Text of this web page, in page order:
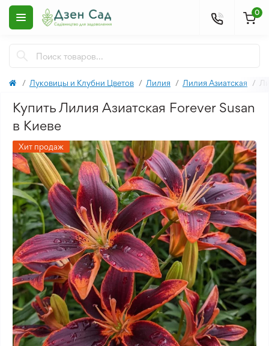
0
Луковицы и Клубни Цветов Лилия Лилия Азиатская
Купить Лилия Азиатская Forever Susan
в Киеве
Хит продаж